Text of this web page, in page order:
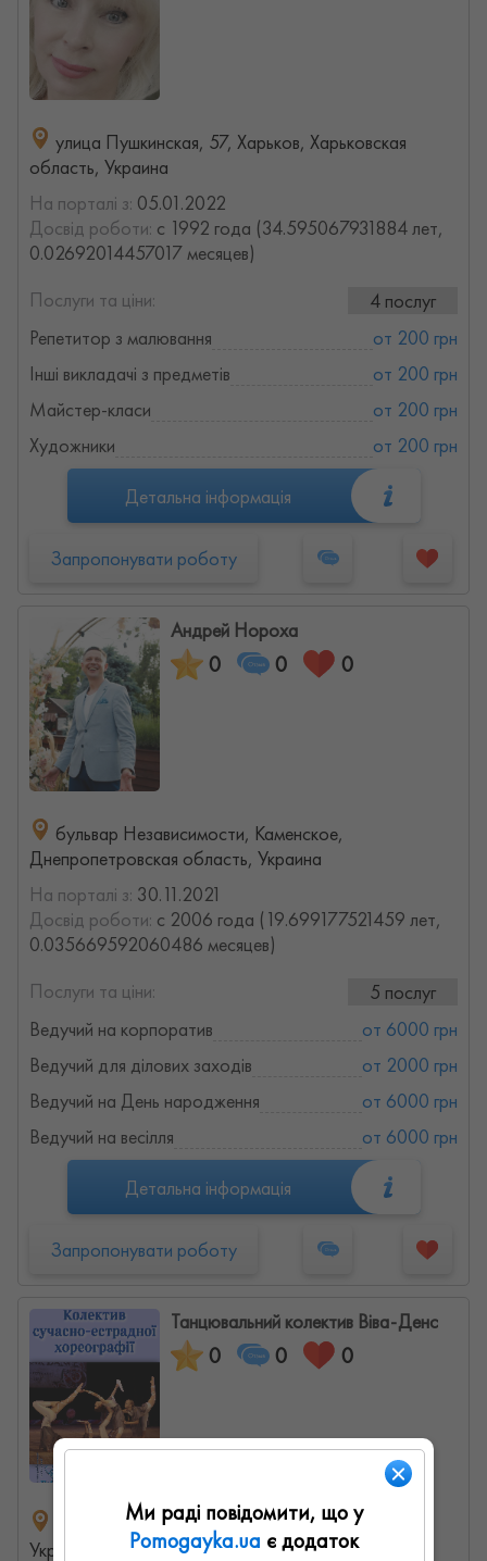
улица Пушкинская, 57, Харьков, Харьковская
область, Украина
На порталі з: 05.01.2022
Досвід роботи: с 1992 года (34.595067931884 лет,
0.02692014457017 месяцев)
Послуги та ціни:
4 послуг
Репетитор з малювання
от 200 грн
Інші викладачі з предметів
от 200 грн
Майстер-класи
от 200 грн
Художники
от 200 грн
Детальна інформація
Запропонувати роботу
Андрей Нороха
0 0 0
бульвар Независимости, Каменское,
Днепропетровская область, Украина
На порталі з: 30.11.2021
Досвід роботи: с 2006 года (19.699177521459 лет,
0.035669592060486 месяцев)
Послуги та ціни:
5 послуг
Ведучий на корпоратив
от 6000 грн
Ведучий для ділових заходів
от 2000 грн
Ведучий на День народження
от 6000 грн
Ведучий на весілля
от 6000 грн
Детальна інформація
Запропонувати роботу
Танцювальний колектив Віва-Денс
0 0 0
вулиця Тютюнників, Львов, Львовская область,
Украина
Ми раді повідомити, що у
Pomogayka.ua є додаток